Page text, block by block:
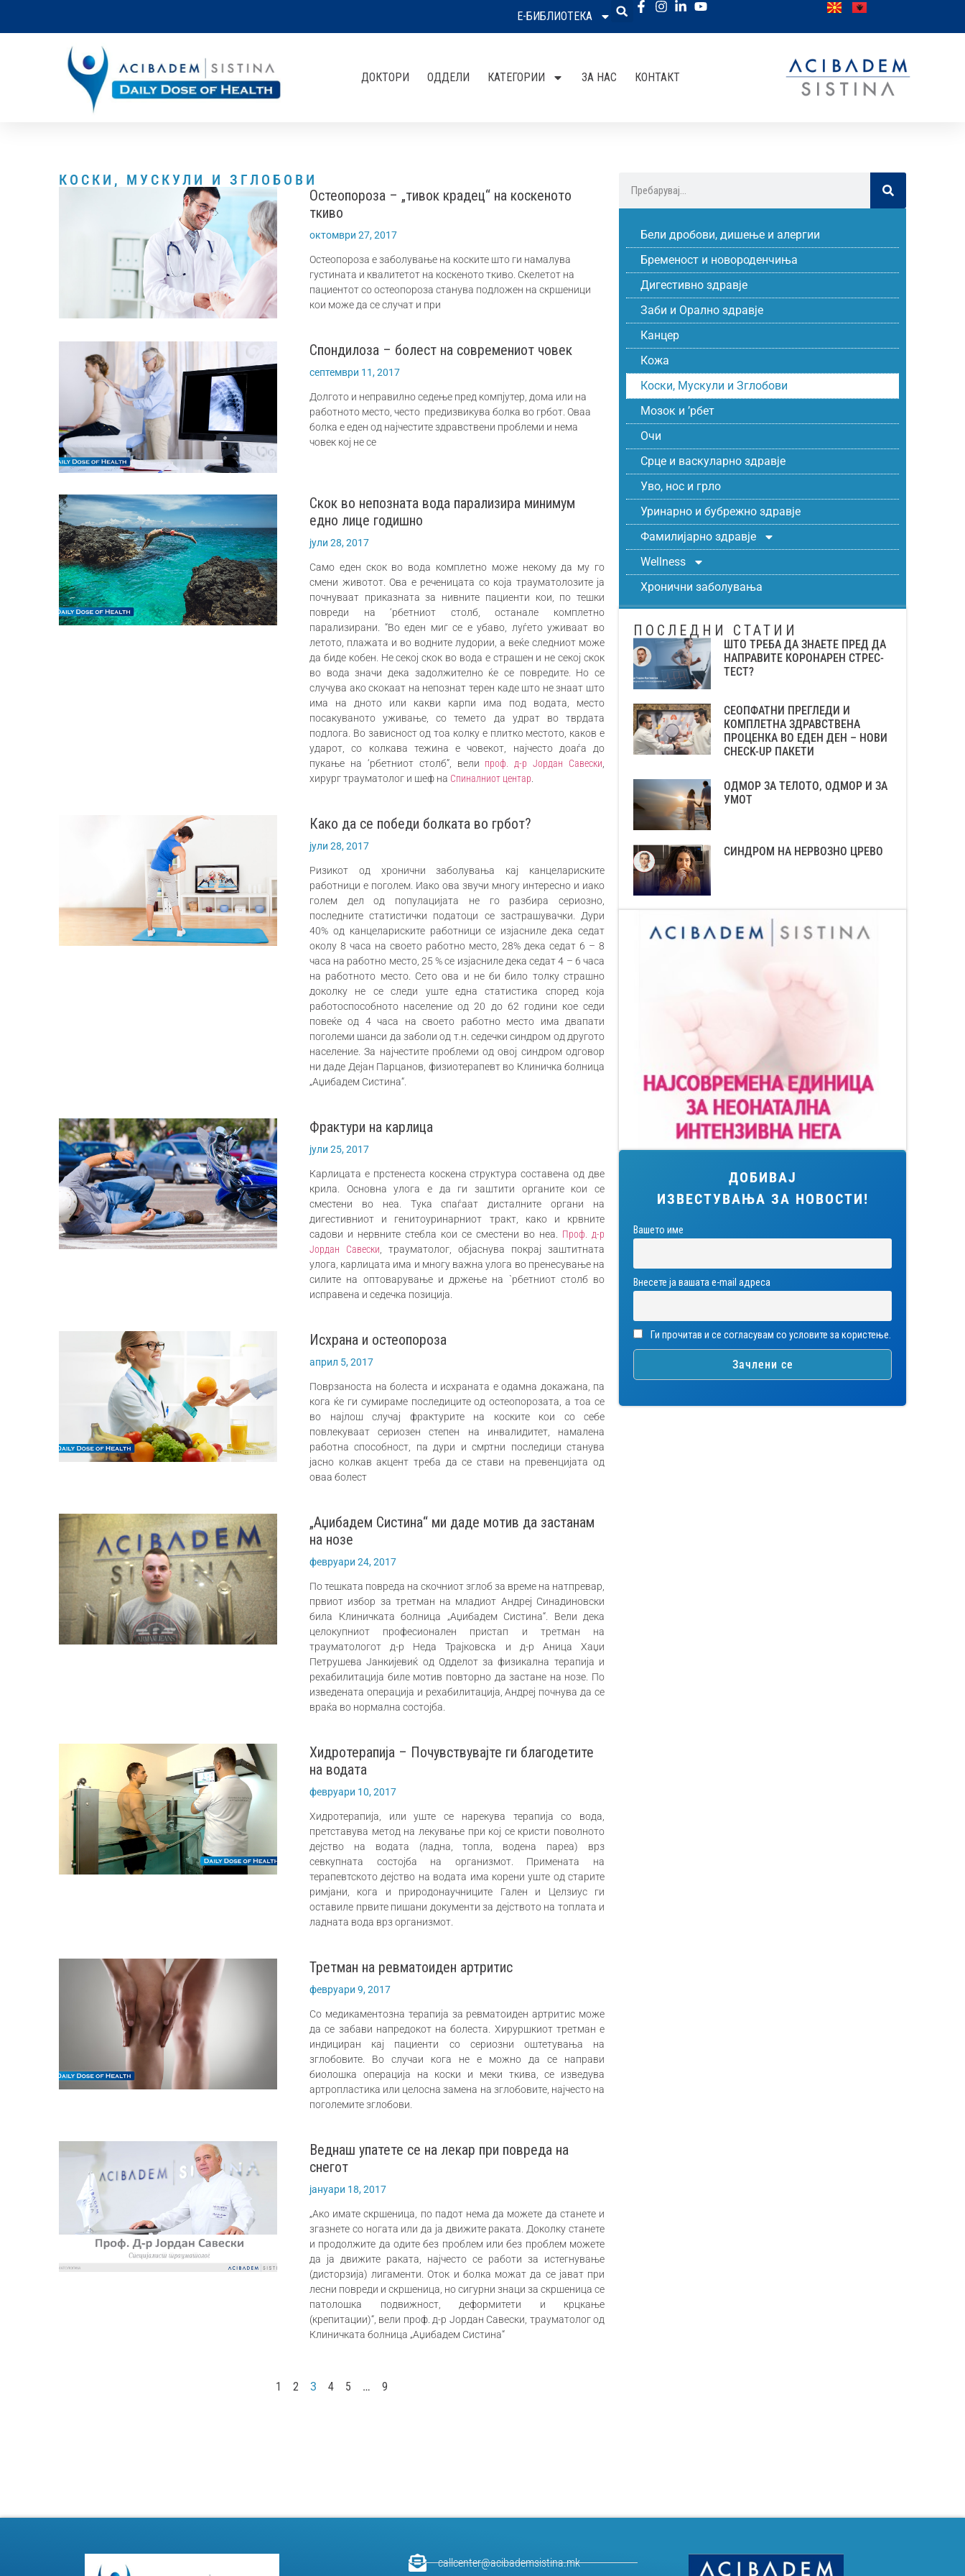
Е-БИБЛИОТЕКА
ДОКТОРИ ОДДЕЛИ КАТЕГОРИИ ЗА НАС КОНТАКТ
КОСКИ, МУСКУЛИ И ЗГЛОБОВИ
Остеопороза – „тивок крадец“ на коскеното
ткиво
октомври 27, 2017
Остеопороза е заболување на коските што ги намалува
густината и квалитетот на коскеното ткиво. Скелетот на
пациентот со остеопороза станува подлoжен на скршеници
кои може да се случат и при
Спондилоза – болест на современиот човек
септември 11, 2017
Долгото и неправилно седење пред компјутер, дома или на
работното место, често предизвикува болка во грбот. Оваа
болка е еден од најчестите здравствени проблеми и нема
човек кој не се
Скок во непозната вода парализира минимум
едно лице годишно
јули 28, 2017
Само еден скок во вода комплетно може некому да му го
смени животот. Ова е реченицата со која трауматолозите ја
почнуваат приказната за нивните пациенти кои, по тешки
повреди на ‘рбетниот столб, останале комплетно
парализирани. “Во еден миг сe е убаво, луѓето уживаат во
летото, плажата и во водните лудории, а веќе следниот може
да биде кобен. Не секој скок во вода е страшен и не секој скок
во вода значи дека задолжително ќе се повредите. Но се
случува ако скокаат на непознат терен каде што не знаат што
има на дното или какви карпи има под водата, место
посакуваното уживање, со темето да удрат во тврдата
подлога. Во зависност од тоа колку е плитко местото, каков е
ударот, со колкава тежина е човекот, најчесто доаѓа до
пукање на ‘рбетниот столб”, вели проф. д-р Јордан Савески
хирург трауматолог и шеф на Спиналниот центар
Како да се победи болката во грбот?
јули 28, 2017
Ризикот од хронични заболувања кај канцелариските
работници e поголем. Иако ова звучи многу интересно и иако
голем дел од популацијата не го разбира сериозно,
последните статистички податоци се застрашувачки. Дури
40% од канцелариските работници се изјасниле дека седат
околу 8 часа на своето работно место, 28% дека седат 6 – 8
часа на работно место, 25 % се изјасниле дека седат 4 – 6 часа
на работното место. Сето ова и не би било толку страшно
доколку не се следи уште една статистика според која
работоспособното население од 20 до 62 години кое седи
повеќе од 4 часа на своето работно место има двапати
поголеми шанси да заболи од т.н. седечки синдром од другото
население. За најчестите проблеми од овој синдром одговор
ни даде Дејан Парцанов, физиотерапевт во Клиничка болница
„Аџибадем Систина“.
Фрактури на карлица
јули 25, 2017
Карлицата е прстенеста коскена структура составена од две
крила. Основна улога е да ги заштити органите кои се
сместени во неа. Тука спаѓаат дисталните органи на
дигестивниот и генитоуринарниот тракт, како и крвните
садови и нервните стебла кои се сместени во неа. Проф. д-р
Јордан Савески , трауматолог, објаснува покрај заштитната
улога, карлицата има и многу важна улога во пренесување на
силите на оптоварување и држење на `рбетниот столб во
исправена и седечка позиција.
Исхрана и остеопороза
април 5, 2017
Поврзаноста на болеста и исхраната е одамна докажана, па
кога ќе ги сумираме последиците од остеопорозата, а тоа се
во најлош случај фрактурите на коските кои со себе
повлекуваат сериозен степен на инвалидитет, намалена
работна способност, па дури и смртни последици станува
јасно колкав акцент треба да се стави на превенцијата од
оваа болест
„Аџибадем Систина“ ми даде мотив да застанам
на нозе
февруари 24, 2017
По тешката повреда на скочниот зглоб за време на натпревар,
првиот избор за третман на младиот Андреј Синадиновски
била Клиничката болница „Аџибадем Систина“. Вели дека
целокупниот професионален пристап и третман на
трауматологот д-р Неда Трајковска и д-р Аница Хаџи
Петрушева Јанкијевиќ од Одделот за физикална терапија и
рехабилитација биле мотив повторно да застане на нозе. По
изведената операција и рехабилитација, Андреј почнува да се
враќа во нормална состојба.
Хидротерапија – Почувствувајте ги благодетите
на водата
февруари 10, 2017
Хидротерапија, или уште се нарекува терапија со вода,
претставува метод на лекување при кој се кристи поволното
дејство на водата (ладна, топла, водена пареа) врз
севкупната состојба на организмот. Примената на
терапевтското дејство на водата има корени уште од старите
римјани, кога и природонаучниците Гален и Целзиус ги
оставиле првите пишани документи за дејството на топлата и
ладната вода врз организмот.
Третман на ревматоиден артритис
февруари 9, 2017
Со медикаментозна терапија за ревматоиден артритис може
да се забави напредокот на болеста. Хируршкиот третман е
индициран кај пациенти со сериозни оштетувања на
зглобовите. Во случаи кога не е можно да се направи
биолошка операција на коски и меки ткива, се изведува
артропластика или целосна замена на зглобовите, најчесто на
поголемите зглобови.
Веднаш упатете се на лекар при повреда на
снегот
јануари 18, 2017
„Ако имате скршеница, по падот нема да можете да станете и
згазнете со ногата или да ја движите раката. Доколку станете
и продолжите да одите без проблем или без проблем можете
да ја движите раката, најчесто се работи за истегнување
(дисторзија) лигаменти. Оток и болка можат да се јават при
лесни повреди и скршеница, но сигурни знаци за скршеница се
патолошка подвижност, деформитети и крцкање
(крепитации)“, вели проф. д-р Јордан Савески, трауматолог од
Клиничката болница „Аџибадем Систина“
1 2 3 4 5 … 9
Бели дробови, дишење и алергии
Бременост и новороденчиња
Дигестивно здравје
Заби и Орално здравје
Канцер
Кожа
Коски, Мускули и Зглобови
Мозок и ’рбет
Очи
Срце и васкуларно здравје
Уво, нос и грло
Уринарно и бубрежно здравје
Фамилијарно здравје
Wellness
Хронични заболувања
ПОСЛЕДНИ СТАТИИ
ШТО ТРЕБА ДА ЗНАЕТЕ ПРЕД ДА
НАПРАВИТЕ КОРОНАРЕН СТРЕС-
ТЕСТ?
СЕОПФАТНИ ПРЕГЛЕДИ И
КОМПЛЕТНА ЗДРАВСТВЕНА
ПРОЦЕНКА ВО ЕДЕН ДЕН – НОВИ
CHECK-UP ПАКЕТИ
ОДМОР ЗА ТЕЛОТО, ОДМОР И ЗА
УМОТ
СИНДРОМ НА НЕРВОЗНО ЦРЕВО
ДОБИВАЈ
ИЗВЕСТУВАЊА ЗА НОВОСТИ!
Вашето име
Внесете ја вашата е-mail адреса
Ги прочитав и се согласувам со условите за користење.
callcenter@acibademsistina.mk